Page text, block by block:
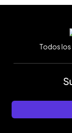
Todos